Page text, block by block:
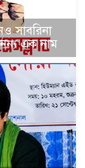
সাবরিনা
এক নাম